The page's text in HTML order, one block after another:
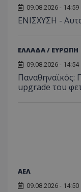
09.08.2026 - 14:59
ΕΝΙΣΧΥΣΗ -
ΕΛΛΑΔΑ / ΕΥΡΩΠΗ
09.08.2026 - 14:54
Παναθηναϊκός:
upgrade του
ΑΕΛ
09.08.2026 - 14:50